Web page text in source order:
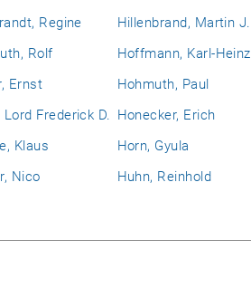
Regine
Hillenbrand, Martin J.
Rolf
Hoffmann, Karl-Heinz
Ernst
Hohmuth, Paul
Lord Frederick D. Honecker, Erich
Klaus
Horn, Gyula
Nico
Huhn, Reinhold